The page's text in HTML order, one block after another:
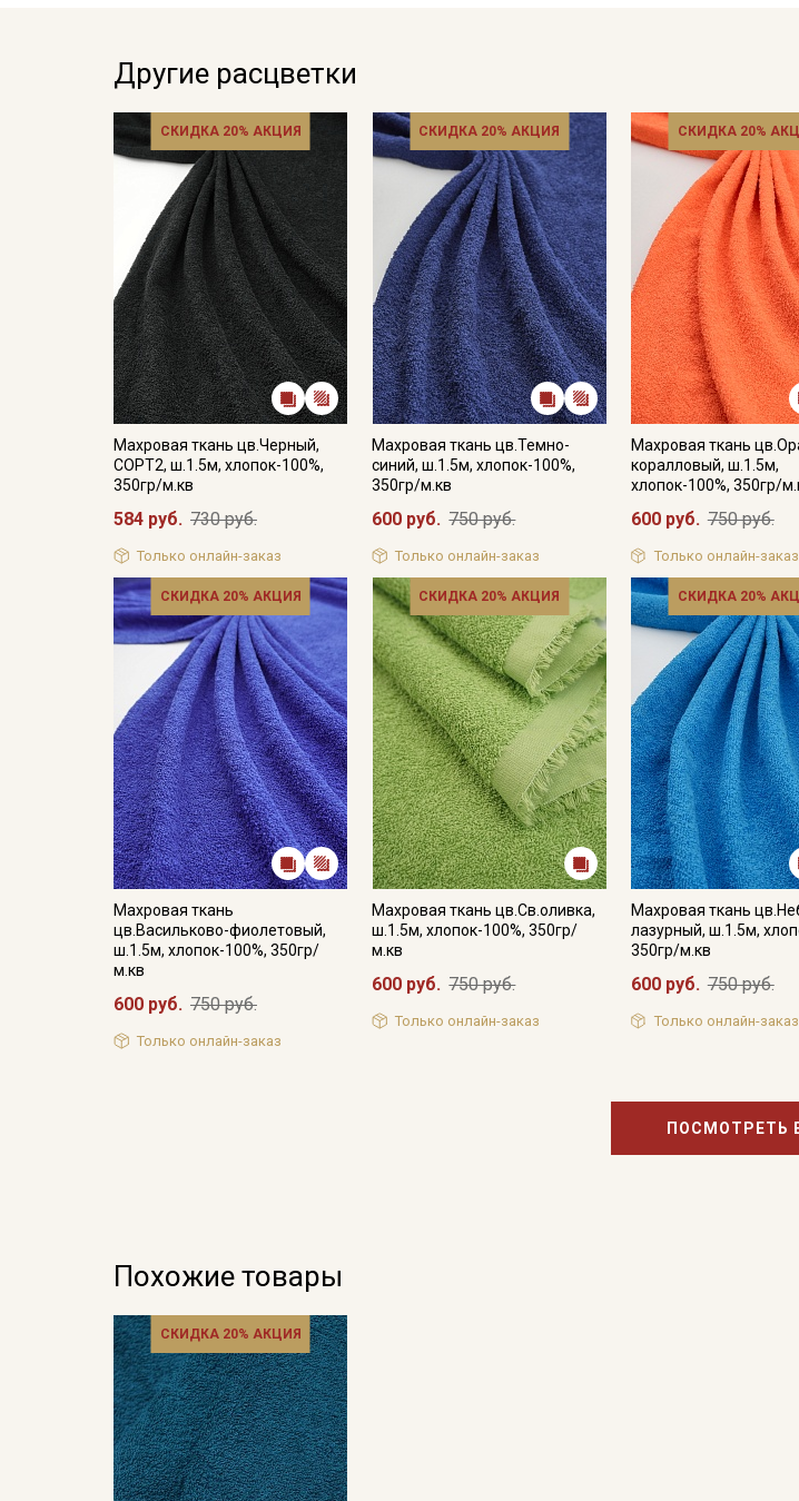
Другие расцветки
СКИДКА 20% АКЦИЯ
Махровая ткань цв.Черный,
СОРТ2, ш.1.5м, хлопок-100%,
350гр/м.кв
584 руб. 730 руб.
Только онлайн-заказ
СКИДКА 20% АКЦИЯ
Махровая ткань цв.Темно-
синий, ш.1.5м, хлопок-100%,
350гр/м.кв
600 руб. 750 руб.
Только онлайн-заказ
СКИДКА 20%
Махровая ткань
коралловый, ш.1.5м,
хлопок-100%, 350гр/
600 руб. 750 руб.
Только онлайн-заказ
СКИДКА 20% АКЦИЯ
Махровая ткань
цв.Васильково-фиолетовый,
ш.1.5м, хлопок-100%, 350гр/
м.кв
600 руб. 750 руб.
Только онлайн-заказ
СКИДКА 20% АКЦИЯ
Махровая ткань цв.Св.оливка,
ш.1.5м, хлопок-100%, 350гр/
м.кв
600 руб. 750 руб.
Только онлайн-заказ
СКИДКА 20%
Махровая ткань
лазурный, ш.1.5м,
350гр/м.кв
600 руб. 750 руб.
Только онлайн-заказ
ПОСМОТРЕТЬ
Похожие товары
СКИДКА 20% АКЦИЯ
Секретная
Купава
Мы публикуем здесь
промокоды и скидки до
категории
Политикой
данныхи даюСогласие на